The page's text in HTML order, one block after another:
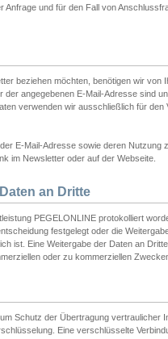
und für den Fall von
beziehen möchten, benötigen wir
angegebenen E-Mail-Adresse sind
verwenden wir ausschließlich für
E-Mail-Adresse sowie deren
im Newsletter oder auf der Webseite.
an Dritte
PEGELONLINE protokolliert
festgelegt oder die
ist. Eine Weitergabe der Daten an
oder zu kommerziellen
Schutz der Übertragung vertraulicher
Eine verschlüsselte